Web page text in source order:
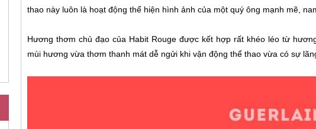
thao này luôn là hoạt động thể hiện hình ảnh của một quý ông mạnh mẽ,
Hương thơm chủ đạo của Habit Rouge được kết hợp rất khéo léo từ
mùi hương vừa thơm thanh mát dễ ngửi khi vận động thể thao vừa có sự